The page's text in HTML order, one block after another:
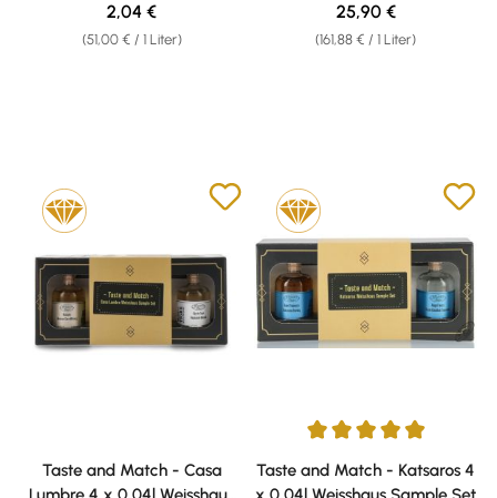
(51,00 € / 1 Liter)
Regulärer Preis:
2,04 €
(161,88 € / 1 Liter)
Regulärer Preis:
25,90 €
Taste and Match - Casa
Durchschnittliche Bewertung
Taste and Match - Katsaros 4